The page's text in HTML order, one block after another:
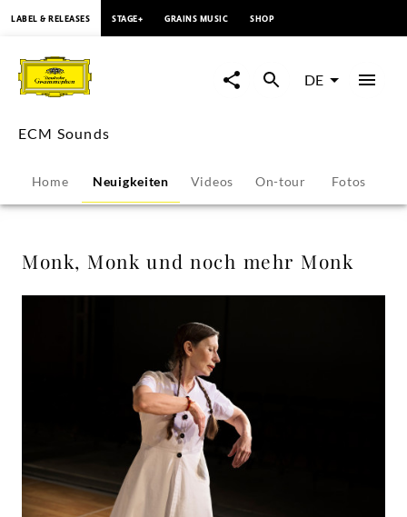
Monk
und
noch
mehr
Monk
Deutsche
LABEL & RELEASES STAGE+ GRAINS MUSIC SHOP
DE
ECM Sounds
Home Neuigkeiten Videos On-tour Fotos
Monk, Monk und noch mehr Monk